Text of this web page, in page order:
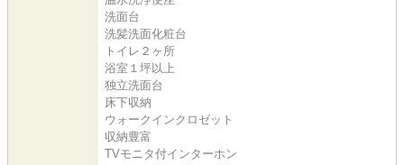
洗面台
洗髪洗面化粧台
トイレ２ヶ所
浴室１坪以上
独立洗面台
床下収納
ウォークインクロゼット
収納豊富
TVモニタ付インターホン